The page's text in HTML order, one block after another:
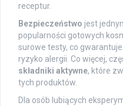
receptur.
Bezpieczeństwo jest
popularności gotowych
surowe testy, co
ryzyko alergii. Co więcej,
składniki aktywne, które
tych produktów.
Dla osób lubiących